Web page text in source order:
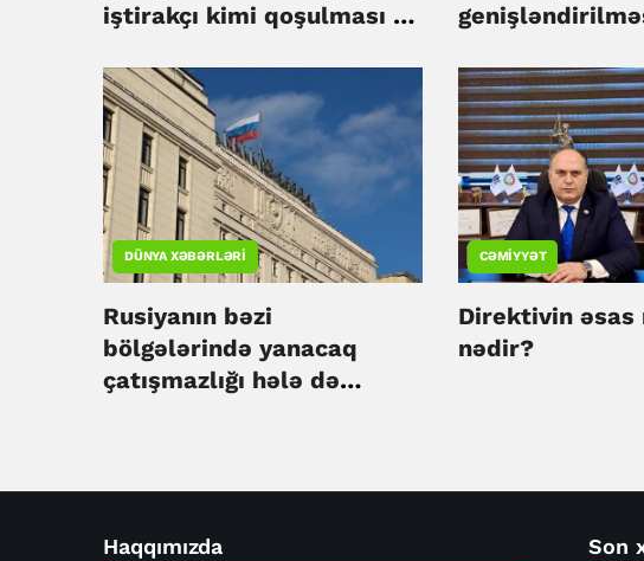
iştirakçı kimi qoşulması bu
təkamülündə yeni
mərhələnin başlanğıcı olub
- Tokayev
DÜNYA XƏBƏRLƏRI
Rusiyanın bəzi
bölgələrində yanacaq
çatışmazlığı hələ də
CƏMIYYƏT
Direktivin əsas
nədir?
Haqqımızda Son